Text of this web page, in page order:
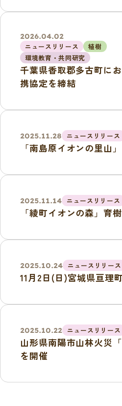
2026.04.02
ニュースリリース
植樹
環境教育・共同研究
千葉県香取郡多古町に
携協定を締結
2025.11.28 ニュースリリース
「南島原イオンの里山
2025.11.14 ニュースリリース
「綾町イオンの森」育
2025.10.24 ニュースリリース
11月2日(日)宮城県亘理
2025.10.22 ニュースリリース
山形県南陽市山林火災
を開催